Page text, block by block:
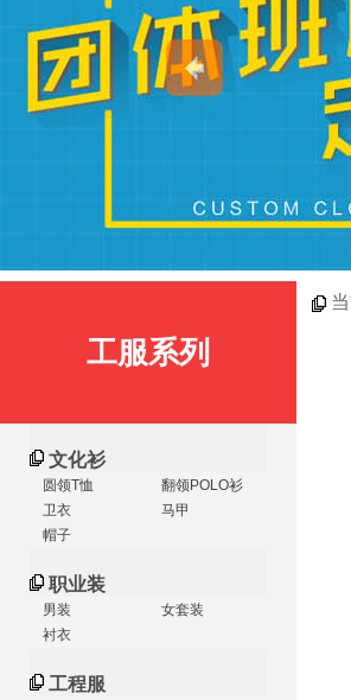
工服系列
文化衫
圆领T恤
翻领POLO衫
卫衣
马甲
帽子
职业装
男装
女套装
衬衣
工程服